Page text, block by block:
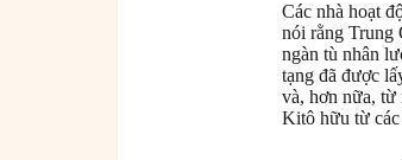
Các nhà hoạt
nói rằng Trung
ngàn tù nhân
tạng đã được
và, hơn nữa,
Kitô hữu từ